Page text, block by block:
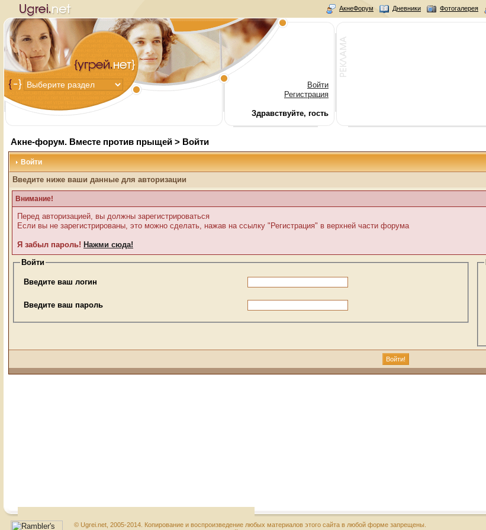
АкнеФорум Дневники Фотогалерея
Войти
Регистрация
Здравствуйте, гость
Акне-форум. Вместе против прыщей > Войти
Войти
Введите ниже ваши данные для авторизации
Внимание!
Перед авторизацией, вы должны зарегистрироваться
Если вы не зарегистрированы, это можно сделать, нажав на ссылку "Регистрация" в верхней части форума
Я забыл пароль! Нажми сюда!
Войти
Введите ваш логин
Введите ваш пароль
© Ugrei.net, 2005-2014. Копирование и воспроизведение любых материалов этого сайта в любой форме запрещены.